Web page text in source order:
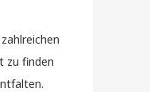
zu finden